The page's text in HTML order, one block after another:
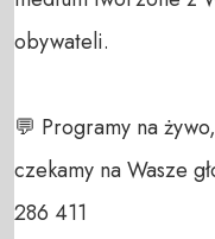
obywateli.
💬 Programy na
czekamy na Wasze
286 411